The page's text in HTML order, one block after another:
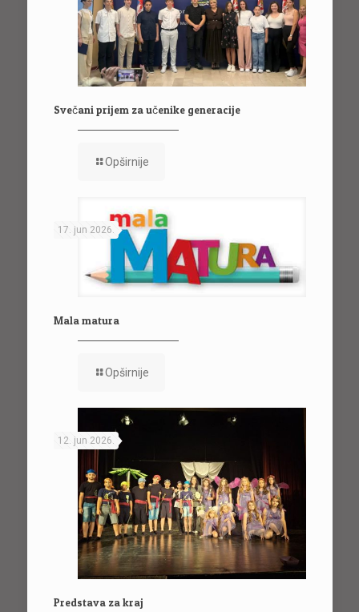
Svečani prijem za učenike generacije
Opširnije
17. jun 2026.
Mala matura
Opširnije
12. jun 2026.
Predstava za kraj